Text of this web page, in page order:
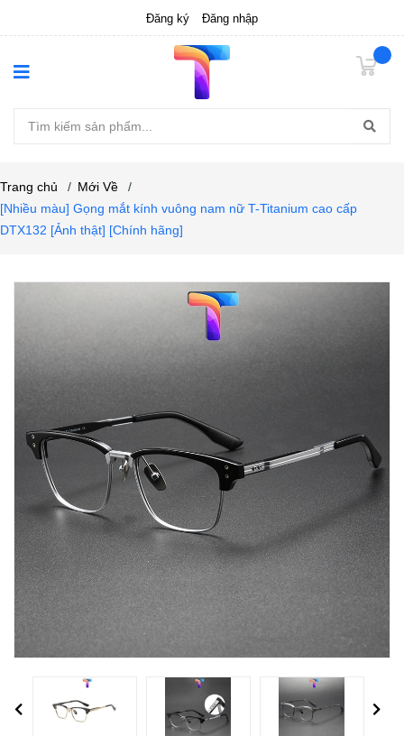
Đăng ký Đăng nhập
Trang chủ / Mới Về
/
[Nhiều màu] Gọng mắt kính vuông nam nữ T-Titanium cao cấp
DTX132 [Ảnh thật] [Chính hãng]
Previous Next